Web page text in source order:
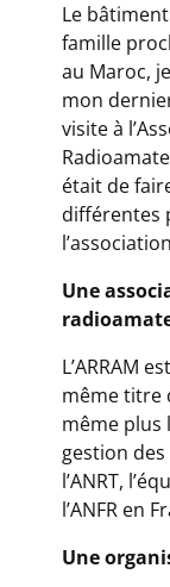
Le bâtiment
famille
au Maroc,
mon
visite à
était de
différentes
Une
L’ARRAM
même titre
même plus
gestion
l’ANRT,
l’ANFR en
Une